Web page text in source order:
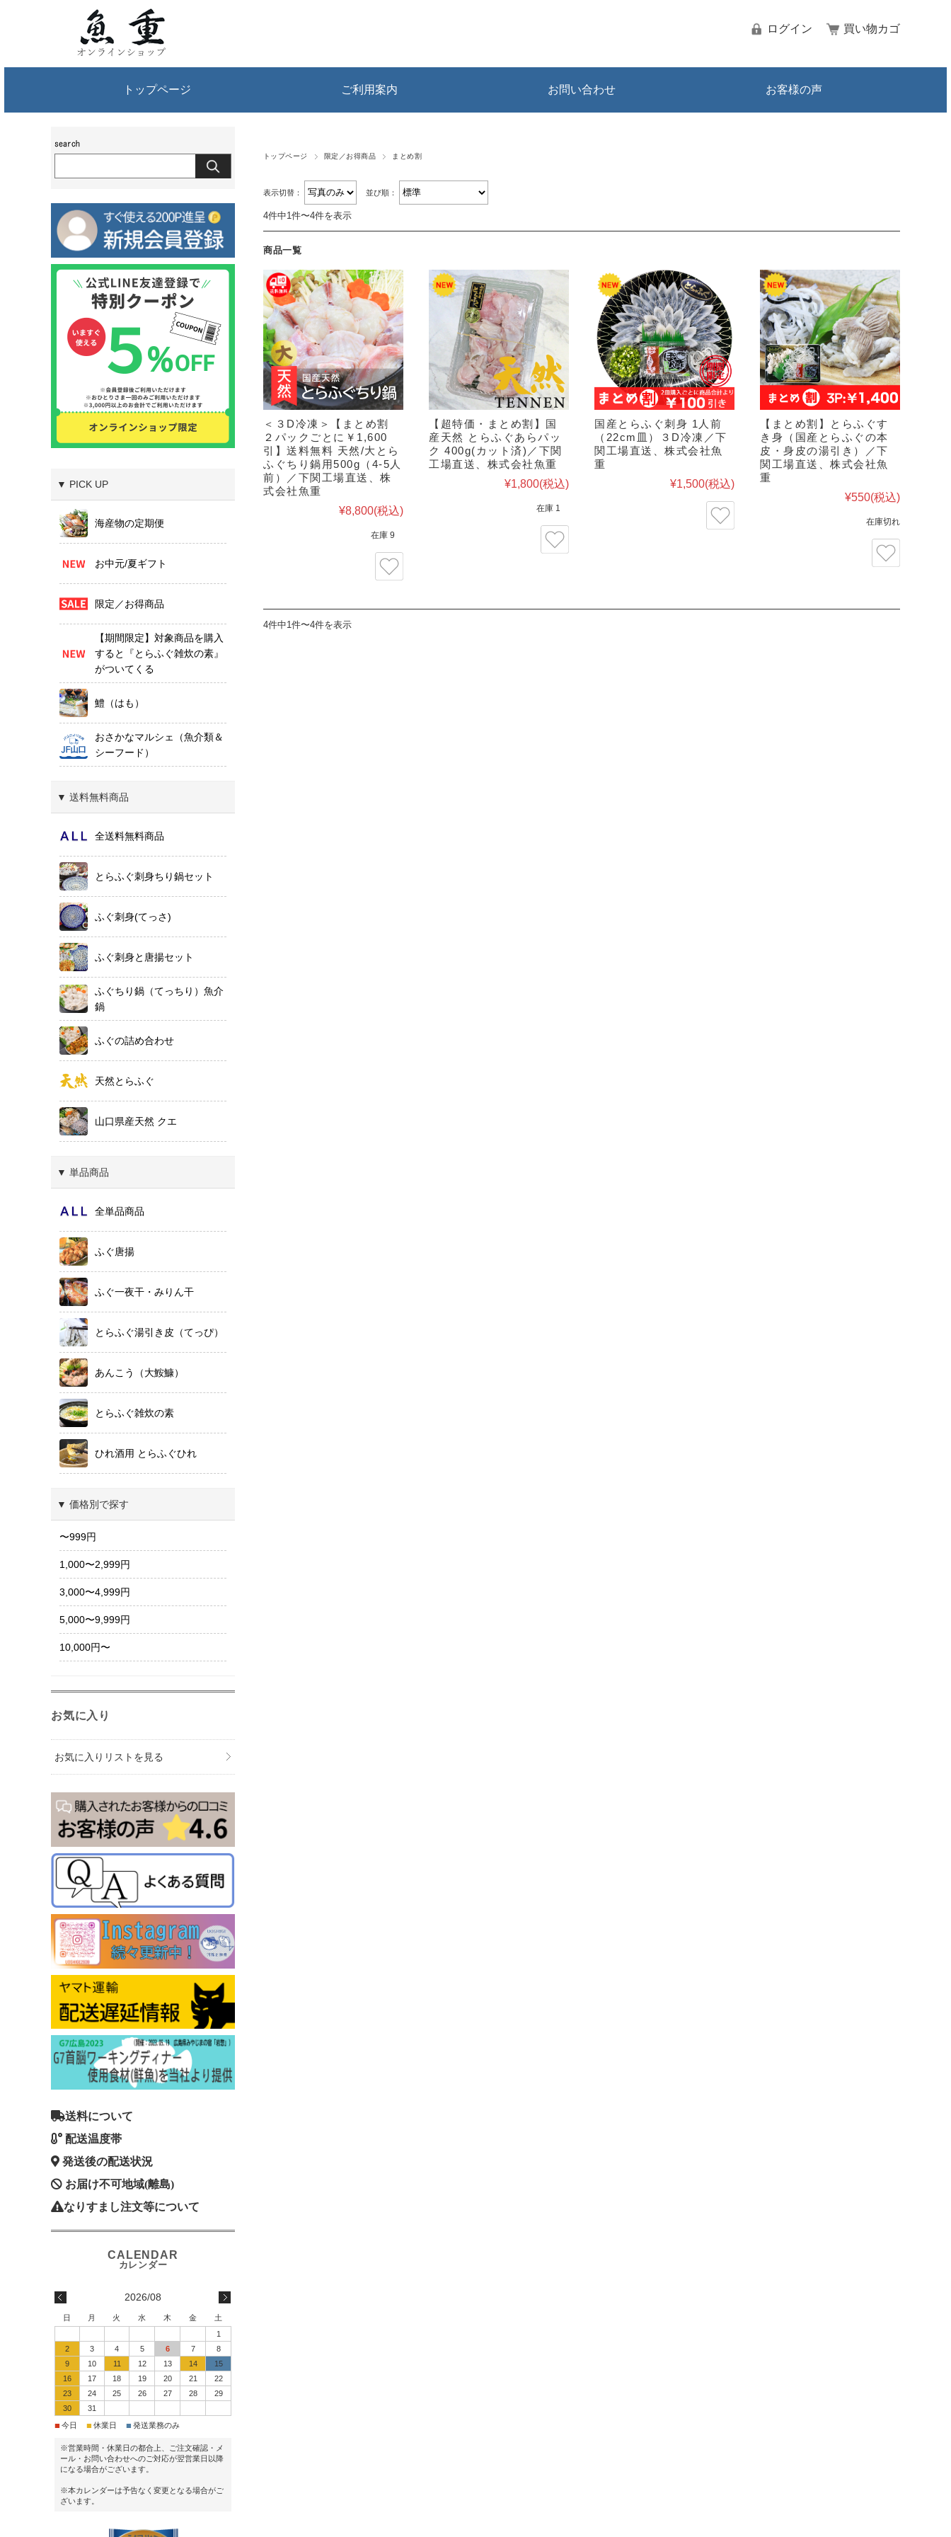
ログイン 買い物カゴ
トップページ ご利用案内 お問い合わせ お客様の声
トップページ 限定／お得商品 まとめ割
表示切替： 並び順：
4件中1件〜4件を表示
商品一覧
＜３D冷凍＞【まとめ割
２パックごとに￥1,600
引】送料無料 天然/大とら
ふぐちり鍋用500g（4-5人
前）／下関工場直送、株
式会社魚重
¥8,800(税込)
在庫 9
【超特価・まとめ割】国
産天然 とらふぐあらパッ
ク 400g(カット済)／下関
工場直送、株式会社魚重
¥1,800(税込)
在庫 1
国産とらふぐ刺身 1人前
（22cm皿）３D冷凍／下
関工場直送、株式会社魚
重
¥1,500(税込)
【まとめ割】とらふぐす
き身（国産とらふぐの本
皮・身皮の湯引き）／下
関工場直送、株式会社魚
重
¥550(税込)
在庫切れ
4件中1件〜4件を表示
▼ PICK UP
海産物の定期便
お中元/夏ギフト
限定／お得商品
【期間限定】対象商品を購入
すると『とらふぐ雑炊の素』
がついてくる
鱧（はも）
おさかなマルシェ（魚介類＆
シーフード）
▼ 送料無料商品
全送料無料商品
とらふぐ刺身ちり鍋セット
ふぐ刺身(てっさ)
ふぐ刺身と唐揚セット
ふぐちり鍋（てっちり）魚介
鍋
ふぐの詰め合わせ
天然とらふぐ
山口県産天然 クエ
▼ 単品商品
全単品商品
ふぐ唐揚
ふぐ一夜干・みりん干
とらふぐ湯引き皮（てっぴ）
あんこう（大鮟鱇）
とらふぐ雑炊の素
ひれ酒用 とらふぐひれ
▼ 価格別で探す
〜999円
1,000〜2,999円
3,000〜4,999円
5,000〜9,999円
10,000円〜
お気に入り
お気に入りリストを見る
送料について
配送温度帯
発送後の配送状況
お届け不可地域(離島)
なりすまし注文等について
2026/08
日 月 火 水 木 金
土
1
2
3 4 5 6 7
8
9
10 11 12 13 14
15
16
17 18 19 20 21
22
23
24 25 26 27 28
29
30
31
■ 今日 ■ 休業日 ■ 発送業務のみ
※営業時間・休業日の都合上、ご注文確認・メ
ール・お問い合わせへのご対応が翌営業日以降
になる場合がございます。
※本カレンダーは予告なく変更となる場合がご
ざいます。